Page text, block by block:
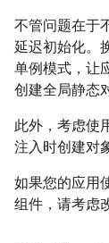
不管问题在于
延迟初始化。
单例模式，让
创建全局静态
此外，考虑使
注入时创建对
如果您的应用
组件，请考虑